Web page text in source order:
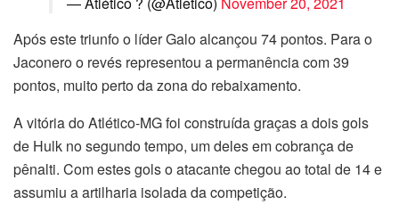
Após este triunfo o líder Galo alcançou 74 pontos. Para o
Jaconero o revés representou a permanência com 39
pontos, muito perto da zona do rebaixamento.
A vitória do Atlético-MG foi construída graças a dois gols
de Hulk no segundo tempo, um deles em cobrança de
pênalti. Com estes gols o atacante chegou ao total de 14 e
assumiu a artilharia isolada da competição.